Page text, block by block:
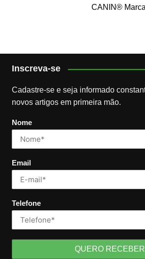
CANIN® Marca
Inscreva-se
Cadastre-se e seja informado
novos artigos em primeira mão.
Nome
Email
Telefone